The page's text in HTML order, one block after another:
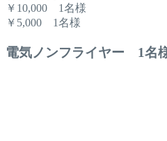
￥10,000 1名様
￥5,000 1名様
電気ノンフライヤー 1名